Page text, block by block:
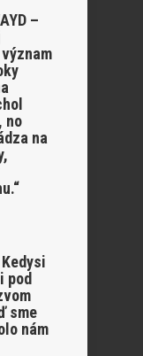
–
no
na
pod
sme
nám